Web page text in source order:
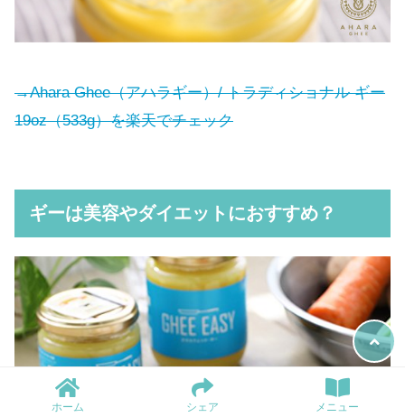
→Ahara Ghee（アハラギー）/ トラディショナル ギー
19oz（533g）を楽天でチェック
ギーは美容やダイエットにおすすめ？
ホーム シェア メニュー